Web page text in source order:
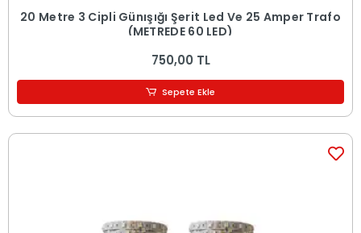
20 Metre 3 Cipli Günışığı Şerit Led Ve 25 Amper Trafo
(METREDE 60 LED)
750,00 TL
Sepete Ekle